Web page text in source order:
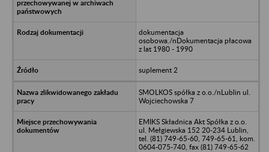
dokumentacja
osobowa./nDokumentacja płacowa
z lat 1980 - 1990
suplement 2
SMOLKOS spółka z o.o./nLublin ul.
Wojciechowska 7
EMIKS Składnica Akt Spółka z o.o.
ul. Mełgiewska 152 20-234 Lublin,
tel. (81) 749-65-60, 749-65-61, kom.
0604-075-740, fax (81) 749-65-62